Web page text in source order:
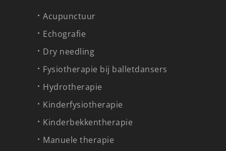
Acupunctuur
Echografie
Dry needling
Fysiotherapie bij balletdansers
Hydrotherapie
Kinderfysiotherapie
Kinderbekkentherapie
Manuele therapie